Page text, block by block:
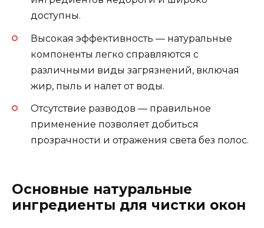
доступны.
Высокая эффективность — натуральные
компоненты легко справляются с
различными виды загрязнений, включая
жир, пыль и налет от воды.
Отсутствие разводов — правильное
применение позволяет добиться
прозрачности и отражения света без полос.
Основные натуральные
ингредиенты для чистки окон